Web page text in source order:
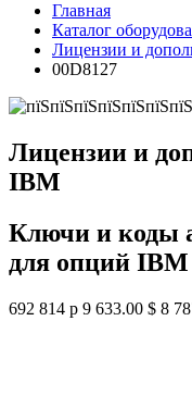
Главная
Каталог
Лицензии и
00D8127
Лицензии и
IBM
Ключи и коды
для опций IBM
692 814 р 9 633.00 $ 8